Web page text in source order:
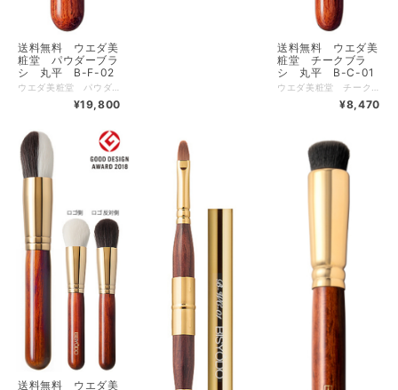
送料無料 ウエダ美
粧堂 パウダーブラ
シ 丸平 B-F-02
¥19,800
送料無料 ウエダ美
粧堂 チークブラ
シ 丸平 B-C-01
¥8,470
送料無料 ウエダ美